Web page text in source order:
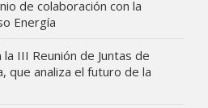
de colaboración con la
Energía
III Reunión de Juntas de
que analiza el futuro de la